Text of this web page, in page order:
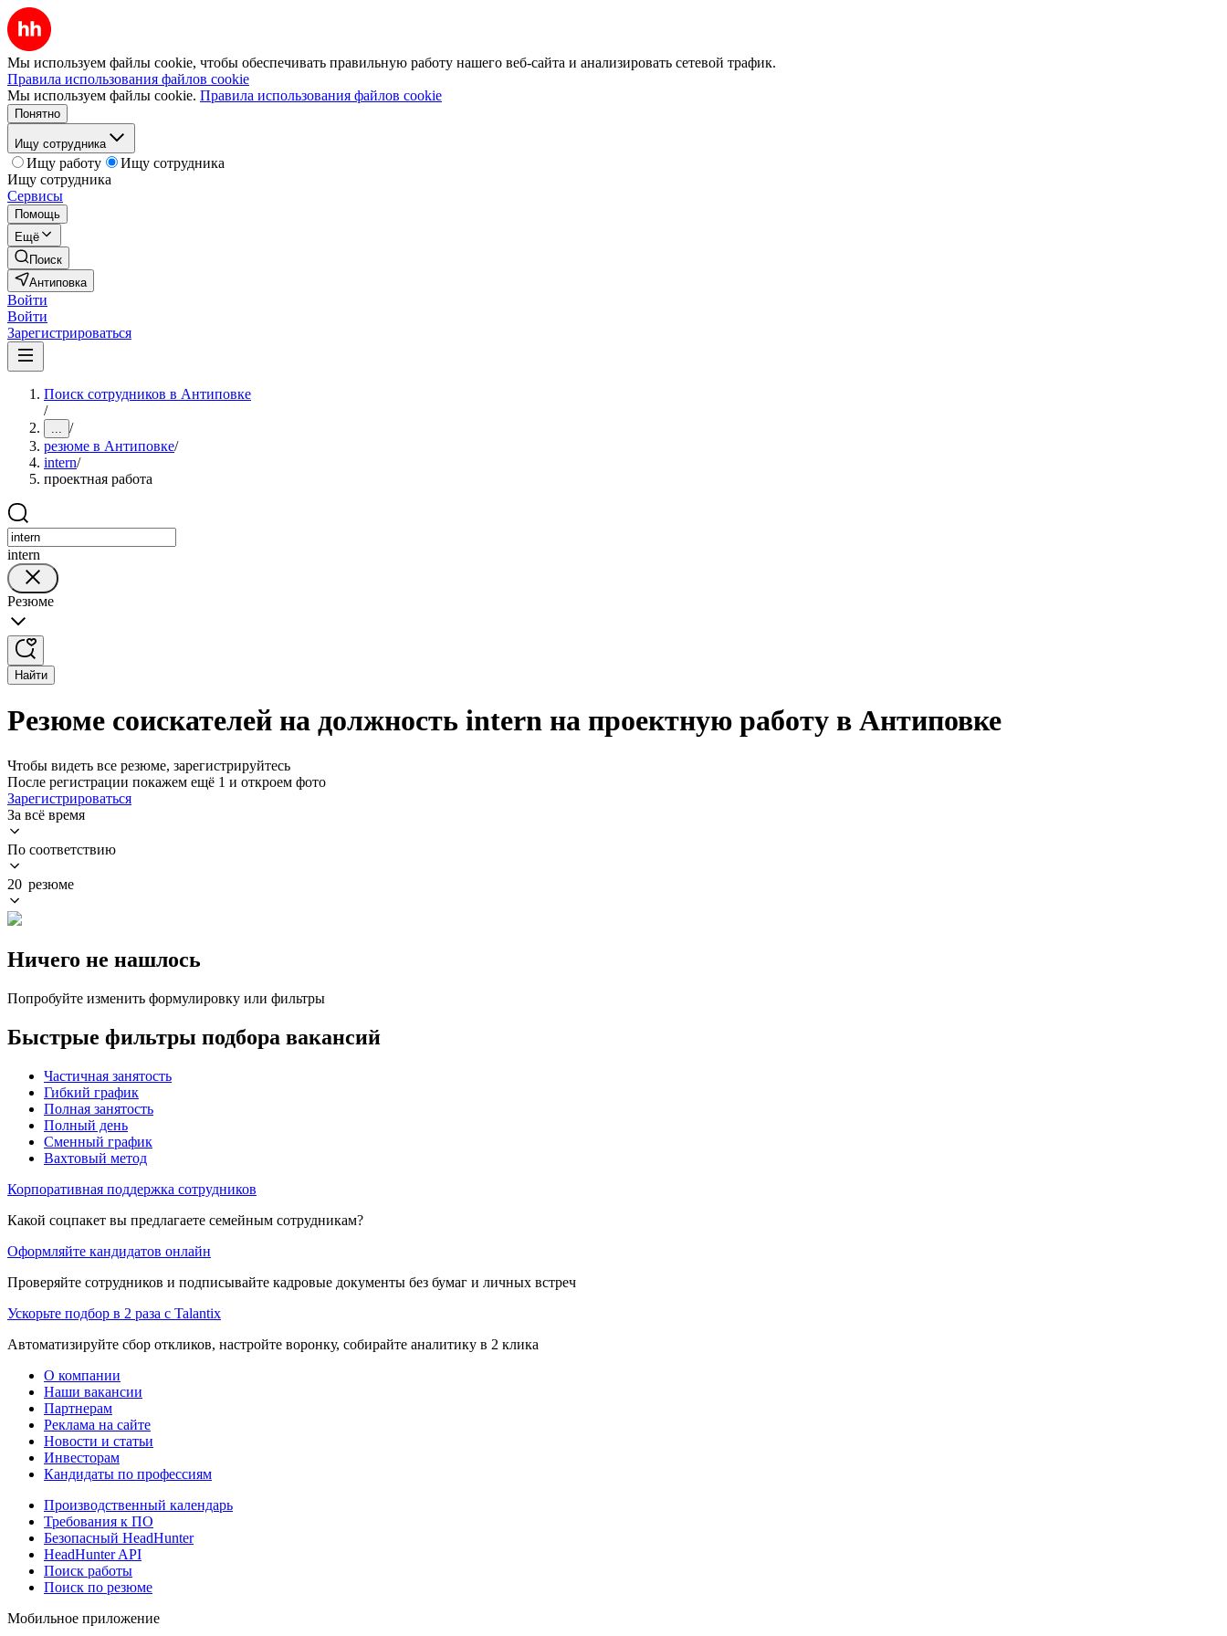
Мы используем файлы cookie, чтобы обеспечивать правильную работу нашего веб-сайта и анализировать сетевой трафик.
Правила использования файлов cookie
Мы используем файлы cookie. Правила использования файлов cookie
Понятно
Ищу сотрудника
Ищу работу
Ищу сотрудника
Ищу сотрудника
Сервисы
Помощь
Ещё
Поиск
Антиповка
Войти
Войти
Зарегистрироваться
Поиск сотрудников в Антиповке
/
... /
резюме в Антиповке/
intern/
проектная работа
intern
Резюме
Найти
Резюме соискателей на должность intern на проектную работу в Антиповке
Чтобы видеть все резюме, зарегистрируйтесь
После регистрации покажем ещё 1 и откроем фото
Зарегистрироваться
За всё время
По соответствию
20 резюме
Ничего не нашлось
Попробуйте изменить формулировку или фильтры
Быстрые фильтры подбора вакансий
Частичная занятость
Гибкий график
Полная занятость
Полный день
Сменный график
Вахтовый метод
Корпоративная поддержка сотрудников
Какой соцпакет вы предлагаете семейным сотрудникам?
Оформляйте кандидатов онлайн
Проверяйте сотрудников и подписывайте кадровые документы без бумаг и личных встреч
Ускорьте подбор в 2 раза с Talantix
Автоматизируйте сбор откликов, настройте воронку, собирайте аналитику в 2 клика
О компании
Наши вакансии
Партнерам
Реклама на сайте
Новости и статьи
Инвесторам
Кандидаты по профессиям
Производственный календарь
Требования к ПО
Безопасный HeadHunter
HeadHunter API
Поиск работы
Поиск по резюме
Мобильное приложение